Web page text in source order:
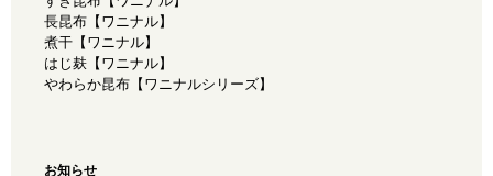
長昆布【ワニナル】
煮干【ワニナル】
はじ麸【ワニナル】
やわらか昆布【ワニナルシリーズ】
お知らせ